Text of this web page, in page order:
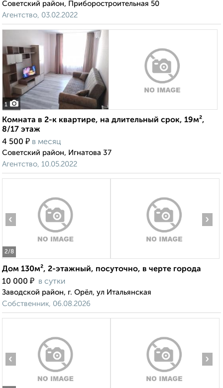
Советский район, Приборостроительная 50
Агентство, 03.02.2022
1
Комната в 2-к квартире, на длительный срок, 19м²,
8/17 этаж
4 500 ₽ в месяц
Советский район, Игнатова 37
Агентство, 10.05.2022
2/8
‹ ›
Дом 130м², 2-этажный, посуточно, в черте города
10 000 ₽ в сутки
Заводской район, г. Орёл, ул Итальянская
Собственник, 06.08.2026
‹ ›